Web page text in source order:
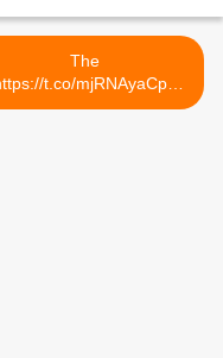
The
t.co/mjRNAyaCph
Daily est en ligne!... >